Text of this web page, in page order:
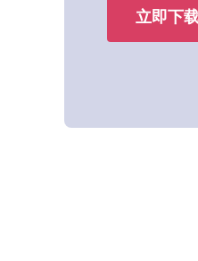
立即下